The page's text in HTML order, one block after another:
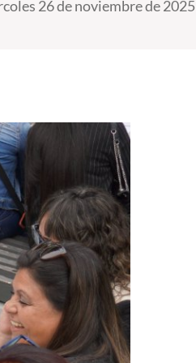
26 de noviembre de 2025